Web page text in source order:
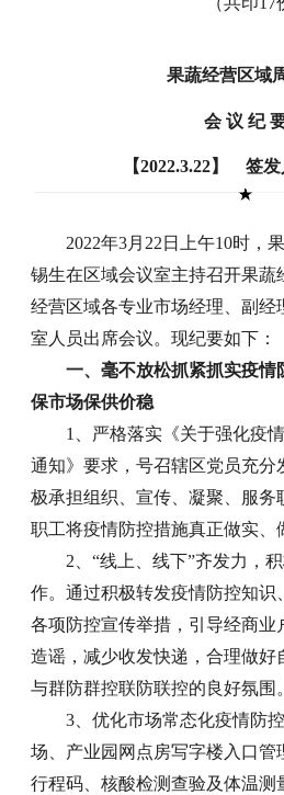
果蔬经营区域
会 议 纪
【2022.3.22】 签
2022年3月22日上午10时，
锡生在区域会议室主持召开果蔬
经营区域各专业市场经理、副经
室人员出席会议。现纪要如下：
一、毫不放松抓紧抓实疫情
保市场保供价稳
1、严格落实《关于强化疫
通知》要求，号召辖区党员充分
极承担组织、宣传、凝聚、服务
职工将疫情防控措施真正做实、
2、“线上、线下”齐发力，
作。通过积极转发疫情防控知识
各项防控宣传举措，引导经商业
造谣，减少收发快递，合理做好
与群防群控联防联控的良好氛围。
3、优化市场常态化疫情防
场、产业园网点房写字楼入口管
行程码、核酸检测查验及体温测